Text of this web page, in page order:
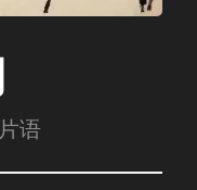
语